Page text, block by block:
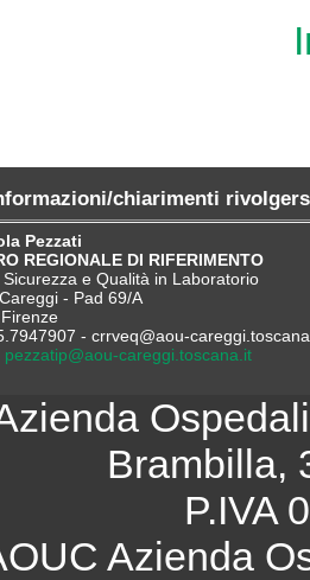
chiarimenti
Pezzati
REGIONALE DI RIFERIMENTO
Sicurezza e Qualità in Laboratorio
- Pad 69/A
- crrveq@aou-
pezzatip@aou-careggi.toscana.it
Brambilla,
P.IVA
Azienda